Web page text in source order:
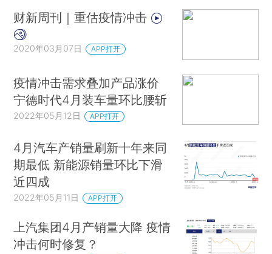
财新周刊｜重估疫情冲击
2020年03月07日 APP打开
疫情冲击需求叠加产品涨价
宁德时代4月装车量环比腰斩
2022年05月12日 APP打开
4月汽车产销量刷新十年来同
期最低 新能源销量环比下滑
近四成
2022年05月11日 APP打开
上汽集团4月产销量大降 疫情
冲击何时修复？